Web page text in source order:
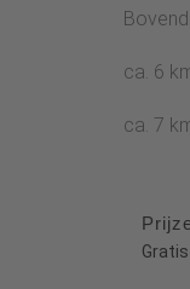
ca. 6
ca. 7